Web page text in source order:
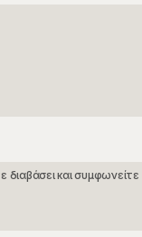
και